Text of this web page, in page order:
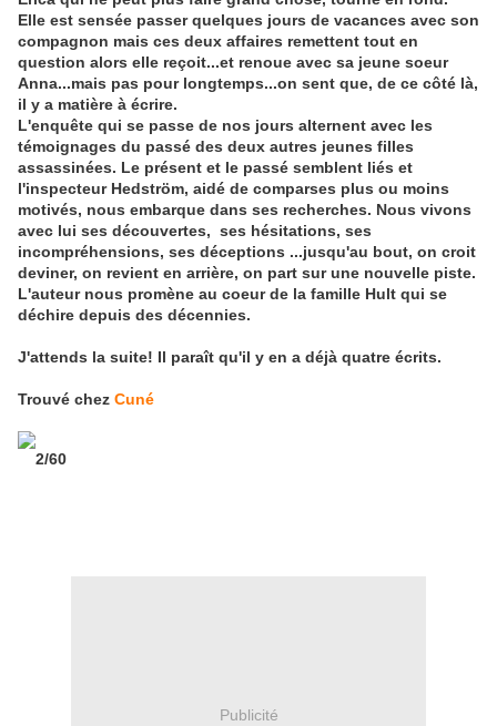
Elle est sensée passer quelques jours de vacances avec son
compagnon mais ces deux affaires remettent tout en
question alors elle reçoit...et renoue avec sa jeune soeur
Anna...mais pas pour longtemps...on sent que, de ce côté là,
il y a matière à écrire.
L'enquête qui se passe de nos jours alternent avec les
témoignages du passé des deux autres jeunes filles
assassinées. Le présent et le passé semblent liés et
l'inspecteur Hedström, aidé de comparses plus ou moins
motivés, nous embarque dans ses recherches. Nous vivons
avec lui ses découvertes, ses hésitations, ses
incompréhensions, ses déceptions ...jusqu'au bout, on croit
deviner, on revient en arrière, on part sur une nouvelle piste.
L'auteur nous promène au coeur de la famille Hult qui se
déchire depuis des décennies.
J'attends la suite! Il paraît qu'il y en a déjà quatre écrits.
Trouvé chez Cuné
2/60
Publicité